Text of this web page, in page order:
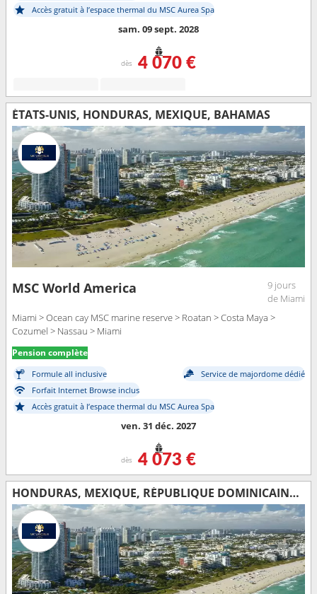
Accès gratuit à l’espace thermal du MSC Aurea Spa
sam. 09 sept. 2028
dès 4 070 €
ÉTATS-UNIS, HONDURAS, MEXIQUE, BAHAMAS
MSC World America
9 jours
de Miami
Miami > Ocean cay MSC marine reserve > Roatan > Costa Maya >
Cozumel > Nassau > Miami
Pension complète
Formule all inclusive
Service de majordome dédié
Forfait Internet Browse inclus
Accès gratuit à l’espace thermal du MSC Aurea Spa
ven. 31 déc. 2027
dès 4 073 €
HONDURAS, MEXIQUE, RÉPUBLIQUE DOMINICAINE, PORTO RICO, BAHAMAS, ÉTATS-UNIS